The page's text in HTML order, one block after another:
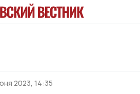
2023, 14:35